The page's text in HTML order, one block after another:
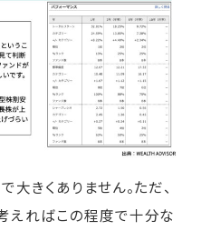
きくありません。ただ、
えればこの程度で十分な